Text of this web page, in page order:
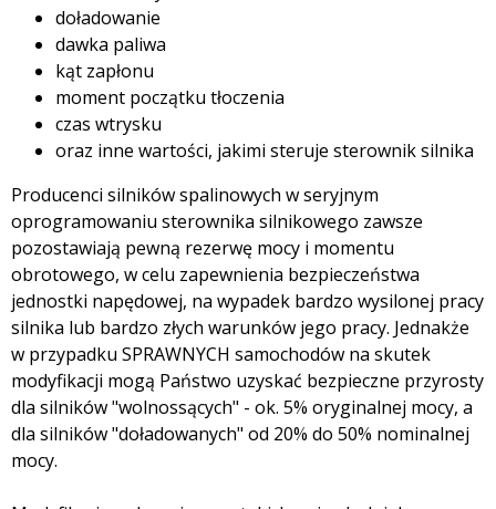
doładowanie
dawka paliwa
kąt zapłonu
moment początku tłoczenia
czas wtrysku
oraz inne wartości, jakimi steruje sterownik silnika
Producenci silników spalinowych w seryjnym
oprogramowaniu sterownika silnikowego zawsze
pozostawiają pewną rezerwę mocy i momentu
obrotowego, w celu zapewnienia bezpieczeństwa
jednostki napędowej, na wypadek bardzo wysilonej pracy
silnika lub bardzo złych warunków jego pracy. Jednakże
w przypadku SPRAWNYCH samochodów na skutek
modyfikacji mogą Państwo uzyskać bezpieczne przyrosty
dla silników "wolnossących" - ok. 5% oryginalnej mocy, a
dla silników "doładowanych" od 20% do 50% nominalnej
mocy.